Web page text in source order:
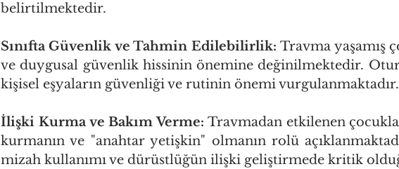
belirtilmektedir.
Sınıfta Güvenlik ve Tahmin Edilebilirlik: Travma yaşamış
ve duygusal güvenlik hissinin önemine değinilmektedir.
kişisel eşyaların güvenliği ve rutinin önemi vurgulanmaktadır.
İlişki Kurma ve Bakım Verme: Travmadan etkilenen
kurmanın ve "anahtar yetişkin" olmanın rolü
mizah kullanımı ve dürüstlüğün ilişki geliştirmede kritik